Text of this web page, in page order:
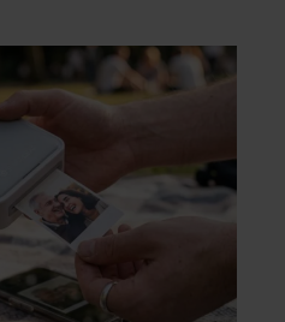
begon hun leven
Lola geboren.